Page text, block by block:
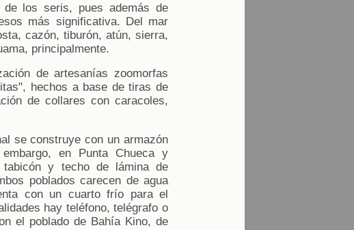
los seris, pues además de
más significativa. Del mar
cazón, tiburón, atún, sierra,
principalmente.
de artesanías zoomorfas
hechos a base de tiras de
de collares con caracoles,
se construye con un armazón
en Punta Chueca y
tabicón y techo de lámina de
poblados carecen de agua
con un cuarto frío para el
hay teléfono, telégrafo o
el poblado de Bahía Kino, de